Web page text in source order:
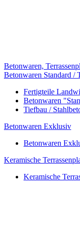
Betonwaren,
Betonwaren Standard /
Fertigteile
Betonwaren
Tiefbau /
Betonwaren Exklusiv
Betonwaren
Keramische
Keramische